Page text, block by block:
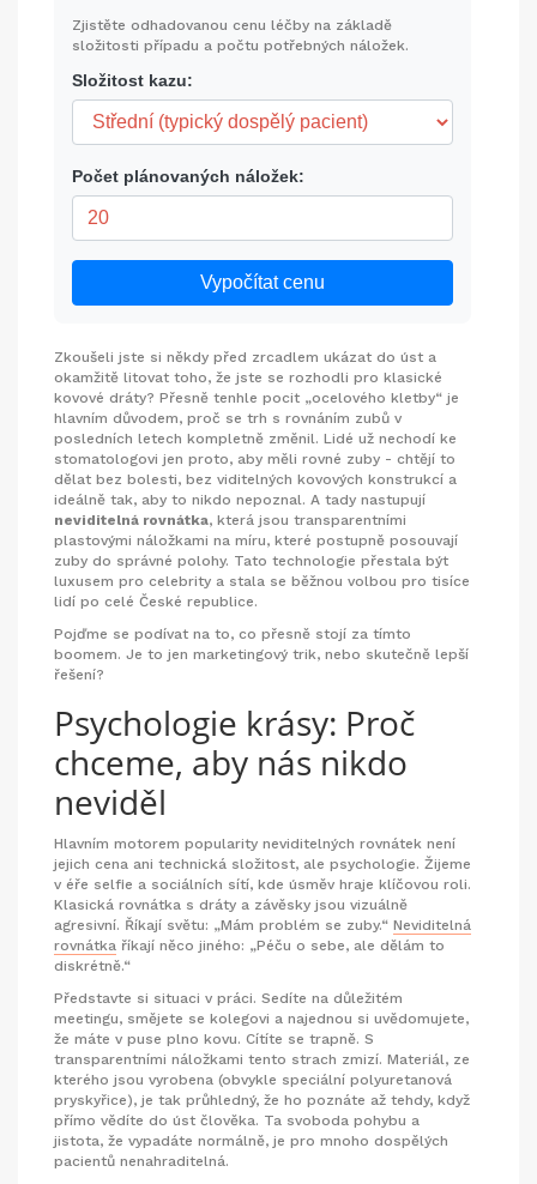
Zjistěte odhadovanou cenu léčby na základě
složitosti případu a počtu potřebných náložek.
Složitost kazu:
Počet plánovaných náložek:
Vypočítat cenu
Zkoušeli jste si někdy před zrcadlem ukázat do úst a
okamžitě litovat toho, že jste se rozhodli pro klasické
kovové dráty? Přesně tenhle pocit „ocelového kletby“ je
hlavním důvodem, proč se trh s rovnáním zubů v
posledních letech kompletně změnil. Lidé už nechodí ke
stomatologovi jen proto, aby měli rovné zuby - chtějí to
dělat bez bolesti, bez viditelných kovových konstrukcí a
ideálně tak, aby to nikdo nepoznal. A tady nastupují
neviditelná rovnátka, která jsou transparentními
plastovými náložkami na míru, které postupně posouvají
zuby do správné polohy. Tato technologie přestala být
luxusem pro celebrity a stala se běžnou volbou pro tisíce
lidí po celé České republice.
Pojďme se podívat na to, co přesně stojí za tímto
boomem. Je to jen marketingový trik, nebo skutečně lepší
řešení?
Psychologie krásy: Proč
chceme, aby nás nikdo
neviděl
Hlavním motorem popularity neviditelných rovnátek není
jejich cena ani technická složitost, ale psychologie. Žijeme
v éře selfie a sociálních sítí, kde úsměv hraje klíčovou roli.
Klasická rovnátka s dráty a závěsky jsou vizuálně
agresivní. Říkají světu: „Mám problém se zuby.“ Neviditelná
rovnátka říkají něco jiného: „Péču o sebe, ale dělám to
diskrétně.“
Představte si situaci v práci. Sedíte na důležitém
meetingu, smějete se kolegovi a najednou si uvědomujete,
že máte v puse plno kovu. Cítíte se trapně. S
transparentními náložkami tento strach zmizí. Materiál, ze
kterého jsou vyrobena (obvykle speciální polyuretanová
pryskyřice), je tak průhledný, že ho poznáte až tehdy, když
přímo vědíte do úst člověka. Ta svoboda pohybu a
jistota, že vypadáte normálně, je pro mnoho dospělých
pacientů nenahraditelná.